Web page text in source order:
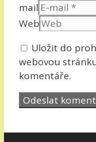
mail
Web
Uložit do
webovou
komentáře.